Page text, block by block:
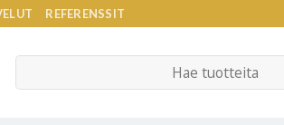
REFERENSSIT